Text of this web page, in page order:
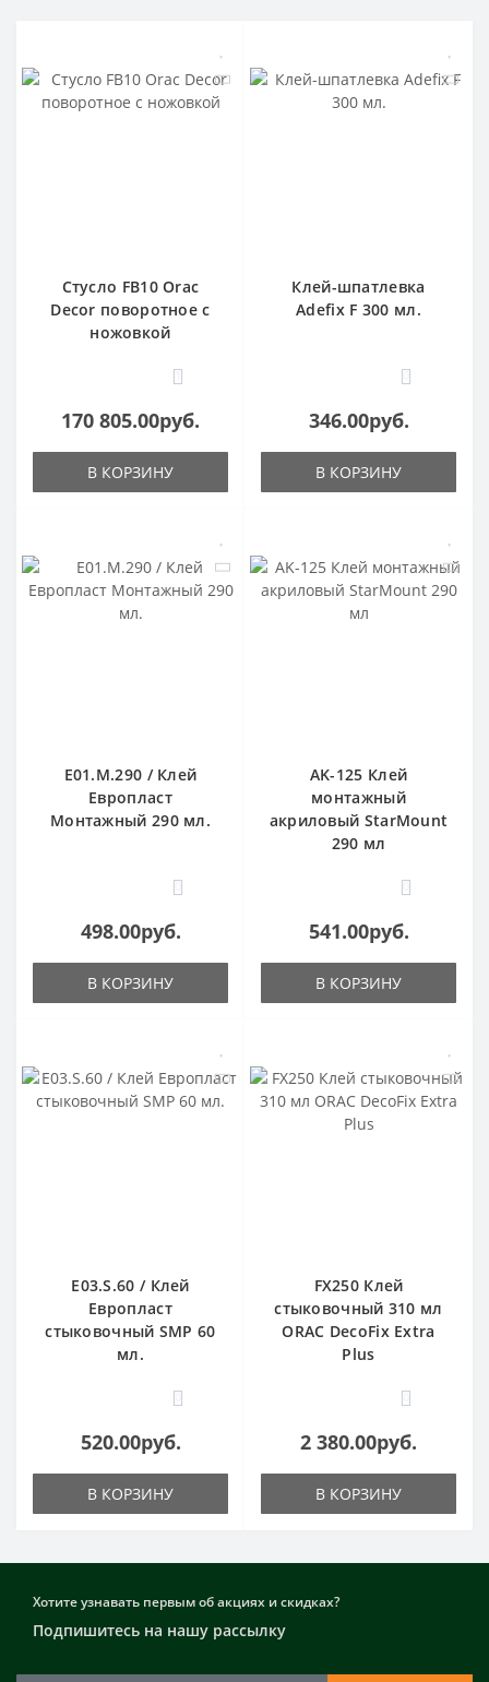
Стусло FB10 Orac
Decor поворотное с
ножовкой
1
170 805.00руб.
В КОРЗИНУ
Клей-шпатлевка
Adefix F 300 мл.
0
346.00руб.
В КОРЗИНУ
E01.M.290 / Клей
Европласт
Монтажный 290 мл.
0
498.00руб.
В КОРЗИНУ
AK-125 Клей
монтажный
акриловый StarMount
290 мл
0
541.00руб.
В КОРЗИНУ
E03.S.60 / Клей
Европласт
стыковочный SMP 60
мл.
0
520.00руб.
В КОРЗИНУ
FX250 Клей
стыковочный 310 мл
ORAC DecoFix Extra
Plus
0
2 380.00руб.
В КОРЗИНУ
Хотите узнавать первым об акциях и скидках?
Подпишитесь на нашу рассылку